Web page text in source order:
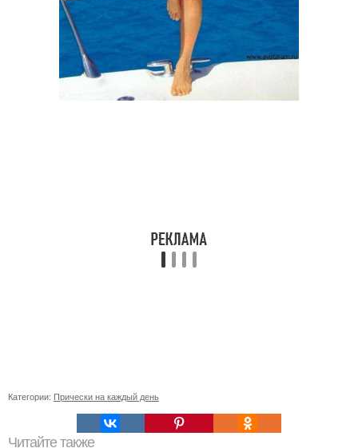
Категории: Прически на каждый день
Читайте также